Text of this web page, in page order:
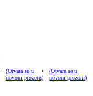
(Otvara se u
novom prozoru)
(Otvara se u
novom prozoru)